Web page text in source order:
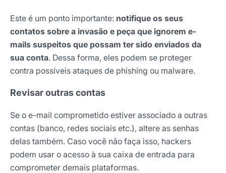
Este é um ponto importante: notifique os seus
contatos sobre a invasão e peça que ignorem e-
mails suspeitos que possam ter sido enviados da
sua conta. Dessa forma, eles podem se proteger
contra possíveis ataques de phishing ou malware.
Revisar outras contas
Se o e-mail comprometido estiver associado a outras
contas (banco, redes sociais etc.), altere as senhas
delas também. Caso você não faça isso, hackers
podem usar o acesso à sua caixa de entrada para
comprometer demais plataformas.